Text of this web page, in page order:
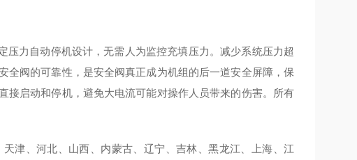
力自动停机设计，无需人为监控充填压力。减少系统压力超
全阀的可靠性，是安全阀真正成为机组的后一道安全屏障，保
接启动和停机，避免大电流可能对操作人员带来的伤害。所有
、河北、山西、内蒙古、辽宁、吉林、黑龙江、上海、江